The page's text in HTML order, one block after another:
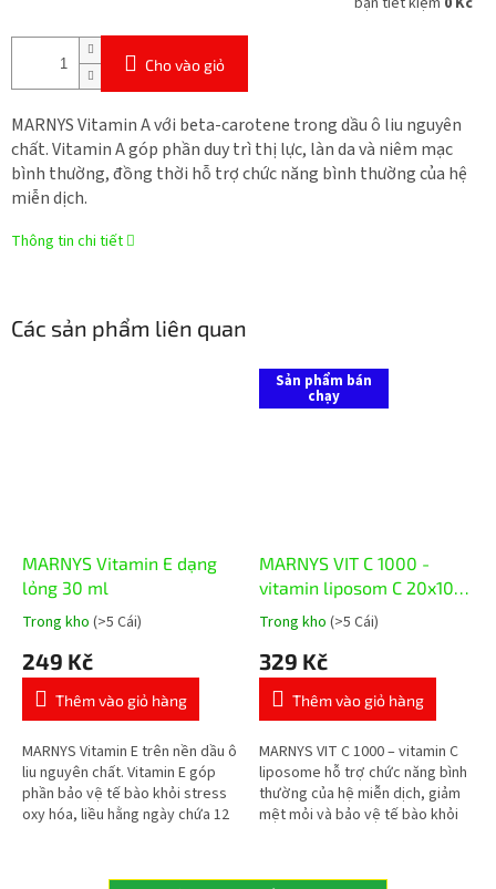
Cho vào giỏ
MARNYS Vitamin A với beta-carotene trong dầu ô liu nguyên
chất. Vitamin A góp phần duy trì thị lực, làn da và niêm mạc
bình thường, đồng thời hỗ trợ chức năng bình thường của hệ
miễn dịch.
Thông tin chi tiết
Các sản phẩm liên quan
MARNYS Vitamin E dạng
lỏng 30 ml
Đánh
trung
bình
của
phẩm
là
5,0
trên
Trong kho (>5 Cái)
249 Kč
Thêm vào giỏ hàng
MARNYS Vitamin E trên nền dầu ô
liu nguyên chất. Vitamin E góp
phần bảo vệ tế bào khỏi stress
oxy hóa, liều hằng ngày chứa 12
Sản phẩm bán
chạy
MARNYS VIT C 1000 -
vitamin liposom C 20x10
ml
Đánh
trung
bình
của
phẩm
là
5,0
trên
Trong kho (>5 Cái)
329 Kč
Thêm vào giỏ hàng
MARNYS VIT C 1000 – vitamin C
liposome hỗ trợ chức năng bình
thường của hệ miễn dịch, giảm
mệt mỏi và bảo vệ tế bào khỏi